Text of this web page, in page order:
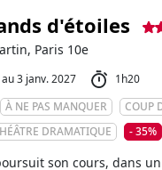
d'étoiles
Paris 10e
3 janv. 2027
1h20
À NE PAS MANQUER COUP
DRAMATIQUE - 35%
son cours, dans